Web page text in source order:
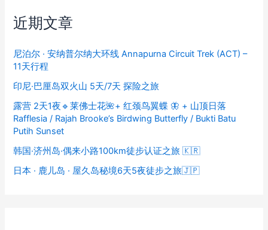
近期文章
尼泊尔 · 安纳普尔纳大环线 Annapurna Circuit Trek (ACT) –
11天行程
印尼·巴厘岛双火山 5天/7天 探险之旅
露营 2天1夜🔹莱佛士花🌺+ 红颈鸟翼蝶 🦋 + 山顶日落
Rafflesia / Rajah Brooke’s Birdwing Butterfly / Bukti Batu
Putih Sunset
韩国·济州岛·偶来小路100km徒步认证之旅 🇰🇷
日本 · 鹿儿岛 · 屋久岛秘境6天5夜徒步之旅🇯🇵